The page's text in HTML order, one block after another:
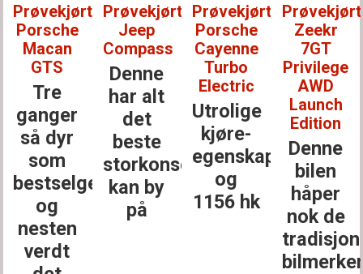
Prøvekjørt:
Jeep
Compass
Denne
har alt
det
beste
storkonsernet
kan by
på
Prøvekjørt:
Porsche
Cayenne
Turbo
Electric
Utrolige
kjøre­
egenskaper
og
1156 hk
Prøvekjørt:
Zeekr
7GT
Privilege
AWD
Launch
Edition
Denne
bilen
håper
nok de
tradisjonelle
bilmerkene
Lexus
RZ 550e
En uke
med
dette,
og du
vil
kanskje
ikke ha
noe
annet